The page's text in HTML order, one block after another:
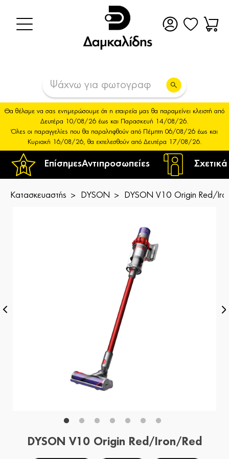
ΕπίσημεςΑντιπροσωπείες
Θα θέλαμε να σας ενημερώσουμε ότι η εταιρεία μας θα παραμείνει κλειστή από
Δευτέρα 10/08/26 έως και Παρασκευή 14/08/26.
Όλες οι παραγγελίες που θα παραληφθούν από Πέμπτη 06/08/26 έως και
Κυριακή 16/08/26, θα εκτελεσθούν από Δευτέρα 17/08/26.
Κατασκευαστής DYSON DYSON V10 Origin Red/
DYSON V10 Origin Red/Iron/Red